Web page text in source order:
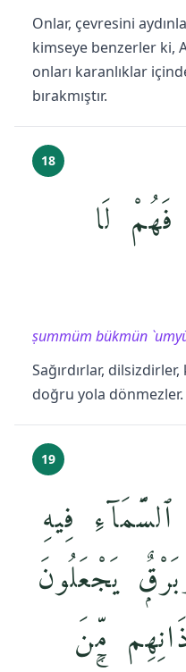
Onlar, çevresini
kimseye benzerler ki,
onları karanlıklar
bırakmıştır.
18
لَا
ṣummüm bükmün
Sağırdırlar,
doğru yola dönmezler.
19
فِيهِ
يَجْعَلُونَ
مِّنَ